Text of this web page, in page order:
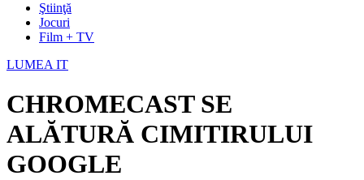
Ştiinţă
Jocuri
Film + TV
LUMEA IT
CHROMECAST SE
ALĂTURĂ CIMITIRULUI
GOOGLE